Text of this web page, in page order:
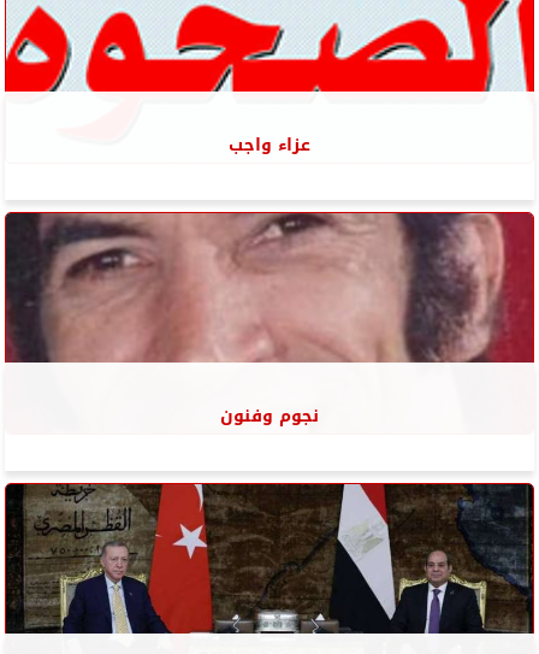
عزاء واجب
نجوم وفنون